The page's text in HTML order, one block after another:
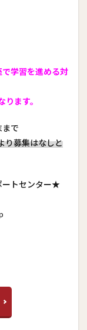
学習を進める対
ます。
まで
り募集はなしと
ートセンター★